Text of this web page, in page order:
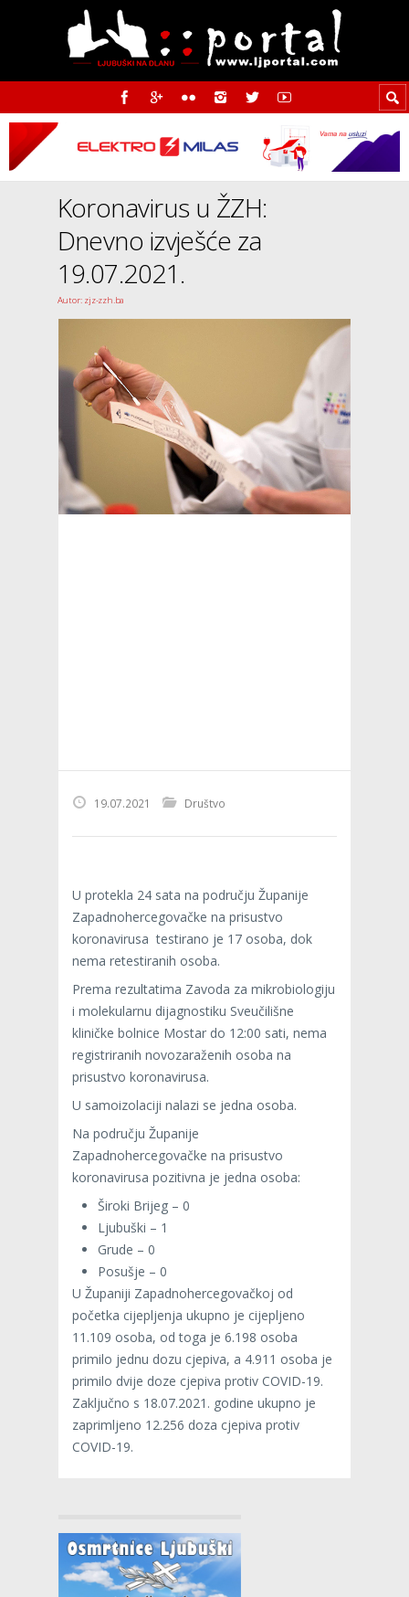
Koronavirus u ŽZH:
Dnevno izvješće za
19.07.2021.
Autor: zjz-zzh.ba
19.07.2021 Društvo
U protekla 24 sata na području Županije
Zapadnohercegovačke na prisustvo
koronavirusa testirano je 17 osoba, dok
nema retestiranih osoba.
Prema rezultatima Zavoda za mikrobiologiju
i molekularnu dijagnostiku Sveučilišne
kliničke bolnice Mostar do 12:00 sati, nema
registriranih novozaraženih osoba na
prisustvo koronavirusa.
U samoizolaciji nalazi se jedna osoba.
Na području Županije
Zapadnohercegovačke na prisustvo
koronavirusa pozitivna je jedna osoba:
Široki Brijeg – 0
Ljubuški – 1
Grude – 0
Posušje – 0
U Županiji Zapadnohercegovačkoj od
početka cijepljenja ukupno je cijepljeno
11.109 osoba, od toga je 6.198 osoba
primilo jednu dozu cjepiva, a 4.911 osoba je
primilo dvije doze cjepiva protiv COVID-19.
Zaključno s 18.07.2021. godine ukupno je
zaprimljeno 12.256 doza cjepiva protiv
COVID-19.